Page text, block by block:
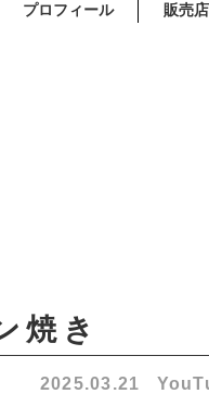
プロフィール 販売
焼き
2025.03.21